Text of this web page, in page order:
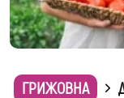
ГРИЖОВНА